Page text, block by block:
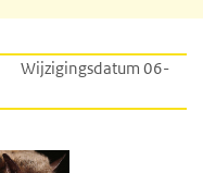
Wijzigingsdatum 06-